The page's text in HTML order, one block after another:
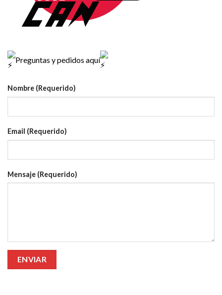
Preguntas y pedidos aquí
Nombre (Requerido)
Email (Requerido)
Mensaje (Requerido)